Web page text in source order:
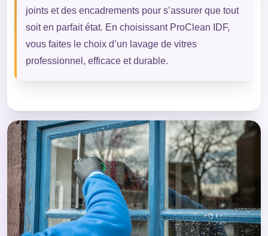
joints et des encadrements pour s’assurer que tout
soit en parfait état. En choisissant ProClean IDF,
vous faites le choix d’un lavage de vitres
professionnel, efficace et durable.